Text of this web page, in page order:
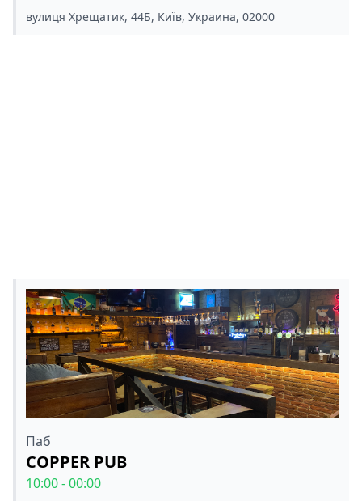
вулиця Хрещатик, 44Б, Київ, Украина, 02000
Паб
COPPER PUB
10:00 - 00:00